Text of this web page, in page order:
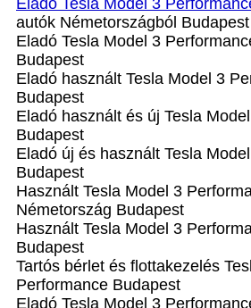
Eladó Tesla Model 3
autók Németországból Budapest
Eladó Tesla Model 3
Budapest
Eladó használt Tesla Model 3
Budapest
Eladó használt és új Tesla
Budapest
Eladó új és használt Tesla
Budapest
Használt Tesla Model 3
Németország Budapest
Használt Tesla Model 3
Budapest
Tartós bérlet és flottakezelés
Performance Budapest
Eladó Tesla Model 3